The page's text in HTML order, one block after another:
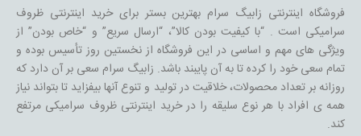
فروشگاه اینترنتی زابیگ سرام بهترین بستر برای خرید اینترنتی ظروف
سرامیکی است . “با کیفیت بودن کالا”، “ارسال سریع” و “خاص بودن” از
ویژگی های مهم و اساسی در این فروشگاه از نخستین روز تأسیس بوده و
تمام سعی خود را کرده تا به آن پایبند باشد. زابیگ سرام سعی بر آن دارد که
روزانه بر تعداد محصولات، خلاقیت در تولید و تنوع آنها بیفزاید تا بتواند نیاز
همه ی افراد با هر نوع سلیقه را در خرید اینترنتی ظروف سرامیکی مرتفع
کند.